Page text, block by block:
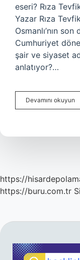
eseri? Rıza
Yazar Rıza
Osmanlı’nın
Cumhuriyet
şair ve siyaset
anlatıyor?…
Devamını okuyun
https://
https://buru.com.tr